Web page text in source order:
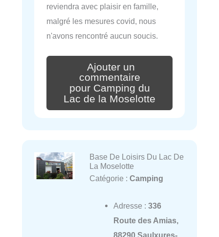
reviendra avec plaisir en famille,
malgré les mesures covid, nous
n'avons rencontré aucun soucis.
Ajouter un
commentaire
pour Camping du
Lac de la Moselotte
Base De Loisirs Du Lac De
La Moselotte
Catégorie : Camping
Adresse : 336
Route des Amias,
88290 Saulxures-